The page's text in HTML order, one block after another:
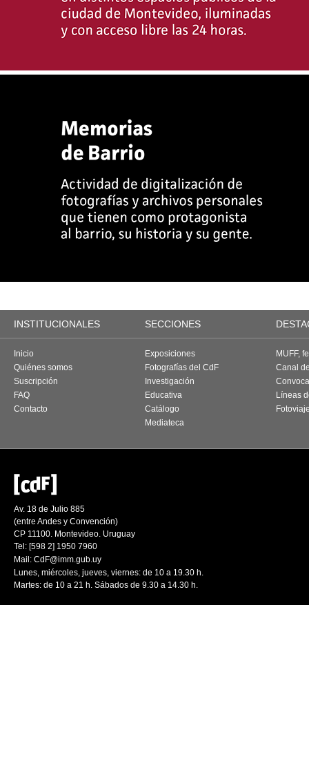
INSTITUCIONALES SECCIONES
Inicio
Quiénes somos
Suscripción
FAQ
Contacto
Exposiciones
Fotografías del CdF
Investigación
Educativa
Catálogo
Mediateca
MUFF,
Canal
Líneas
Av. 18 de Julio 885
(entre Andes y Convención)
CP 11100. Montevideo. Uruguay
Tel: [598 2] 1950 7960
Mail: CdF@imm.gub.uy
Lunes, miércoles, jueves, viernes: de 10 a 19.30 h.
Martes: de 10 a 21 h. Sábados de 9.30 a 14.30 h.